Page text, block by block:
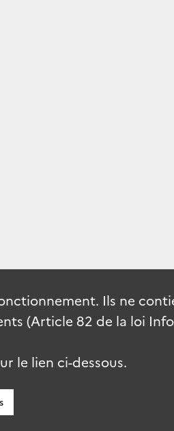
Ils ne
(Article 82 de la loi
le lien ci-dessous.